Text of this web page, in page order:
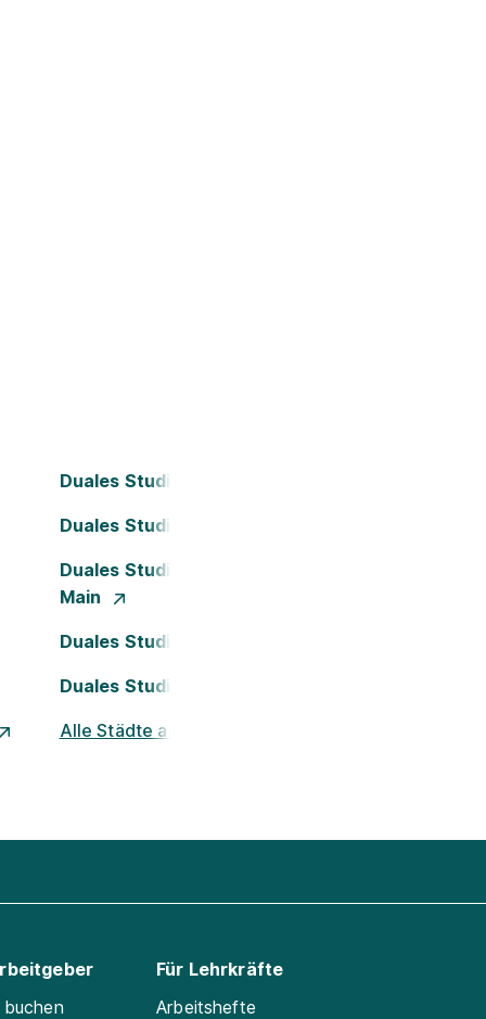
Duales Studium Bielefeld
Duales Studium Dortmund
Duales Studium Frankfurt am
Main
Duales Studium Köln
Duales Studium Nürnberg
Alle Städte ansehen
Für Lehrkräfte
Arbeitshefte